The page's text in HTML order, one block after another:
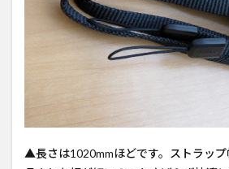
▲長さは1020mmほどです。ストラップ